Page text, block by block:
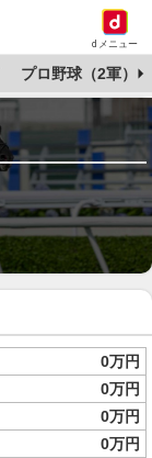
dメニュー
プロ野球（2軍）
0万円
0万円
0万円
0万円